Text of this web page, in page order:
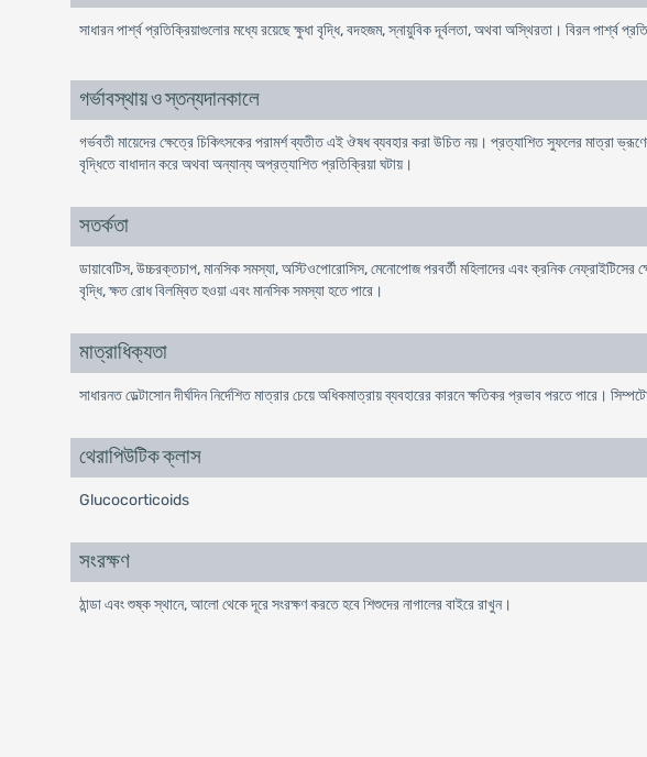
সাধারন পার্শ্ব প্রতিক্রিয়াগুলোর মধ্যে রয়েছে ক্ষুধা বৃদ্ধি, বদহজম, স্নায়ুবিক দূর্বলতা, অথবা অস্থিরতা। বিরল পার্শ্ব
গর্ভাবস্থায় ও স্তন্যদানকালে
গর্ভবতী মায়েদের ক্ষেত্রে চিকিৎসকের পরামর্শ ব্যতীত এই ঔষধ ব্যবহার করা উচিত নয়। প্রত্যাশিত সুফলের মাত্রা
বৃদ্ধিতে বাধাদান করে অথবা অন্যান্য অপ্রত্যাশিত প্রতিক্রিয়া ঘটায়।
সতর্কতা
ডায়াবেটিস, উচ্চরক্তচাপ, মানসিক সমস্যা, অস্টিওপোরোসিস, মেনোপোজ পরবর্তী মহিলাদের এবং ক্রনিক নেফ্রাইটিসের
বৃদ্ধি, ক্ষত রোধ বিলম্বিত হওয়া এবং মানসিক সমস্যা হতে পারে।
মাত্রাধিক্যতা
সাধারনত ডেল্টাসোন দীর্ঘদিন নির্দেশিত মাত্রার চেয়ে অধিকমাত্রায় ব্যবহারের কারনে ক্ষতিকর প্রভাব পরতে পারে।
থেরাপিউটিক ক্লাস
Glucocorticoids
সংরক্ষণ
ঠান্ডা এবং শুষ্ক স্থানে, আলো থেকে দূরে সংরক্ষণ করতে হবে শিশুদের নাগালের বাইরে রাখুন।